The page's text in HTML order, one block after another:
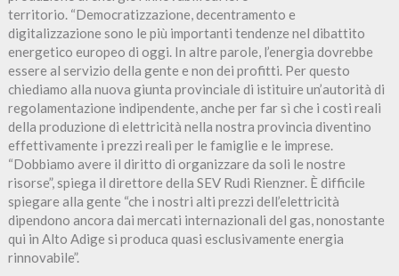
territorio. “Democratizzazione, decentramento e
digitalizzazione sono le più importanti tendenze nel dibattito
energetico europeo di oggi. In altre parole, l’energia dovrebbe
essere al servizio della gente e non dei profitti. Per questo
chiediamo alla nuova giunta provinciale di istituire un’autorità di
regolamentazione indipendente, anche per far sì che i costi reali
della produzione di elettricità nella nostra provincia diventino
effettivamente i prezzi reali per le famiglie e le imprese.
“Dobbiamo avere il diritto di organizzare da soli le nostre
risorse”, spiega il direttore della SEV Rudi Rienzner. È difficile
spiegare alla gente “che i nostri alti prezzi dell’elettricità
dipendono ancora dai mercati internazionali del gas, nonostante
qui in Alto Adige si produca quasi esclusivamente energia
rinnovabile”.